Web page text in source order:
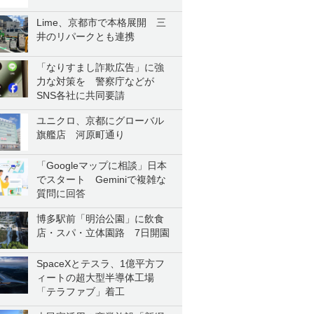
Lime、京都市で本格展開 三
井のリパークとも連携
「なりすまし詐欺広告」に強
力な対策を 警察庁などが
SNS各社に共同要請
ユニクロ、京都にグローバル
旗艦店 河原町通り
「Googleマップに相談」日本
でスタート Geminiで複雑な
質問に回答
博多駅前「明治公園」に飲食
店・スパ・立体園路 7日開園
SpaceXとテスラ、1億平方フ
ィートの超大型半導体工場
「テラファブ」着工